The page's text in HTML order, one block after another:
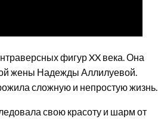
фигур XX века. Она
жены Надежды Аллилуевой.
сложную и непростую жизнь.
свою красоту и шарм от